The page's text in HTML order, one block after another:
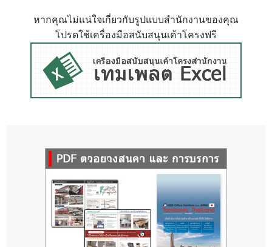
หากคุณไม่แน่ใจเกี่ยวกับรูปแบบสำนักงานของคุณ
โปรดใช้เครื่องมือสนับสนุนเค้าโครงฟรี